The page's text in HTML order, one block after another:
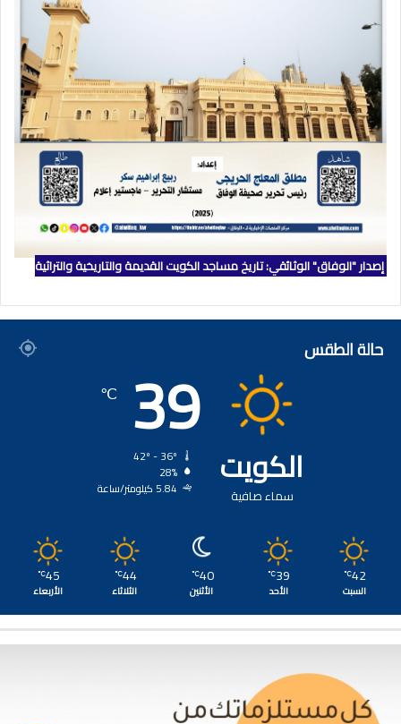
إصدار "الوفاق" الوثائقي: تاريخ مساجد الكويت القديمة والتاريخية والتراثية
حالة الطقس
الكويت
سماء صافية
39
℃
28%
5.84 كيلومتر/ساعة
42
℃
السبت
39
℃
الأحد
40
℃
الأثنين
44
℃
الثلاثاء
45
℃
الأربعاء